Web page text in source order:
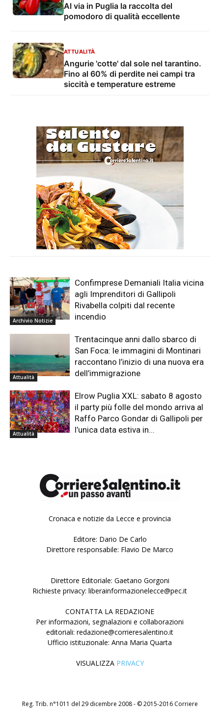
Al via in Puglia la raccolta del
pomodoro di qualità eccellente
ATTUALITÀ
Angurie 'cotte' dal sole nel tarantino.
Fino al 60% di perdite nei campi tra
siccità e temperature estreme
Archivio Notizie
Confimprese Demaniali Italia vicina
agli Imprenditori di Gallipoli
Rivabella colpiti dal recente
incendio
Attualità
Trentacinque anni dallo sbarco di
San Foca: le immagini di Montinari
raccontano l’inizio di una nuova era
dell’immigrazione
Attualità
Elrow Puglia XXL: sabato 8 agosto
il party più folle del mondo arriva al
Raffo Parco Gondar di Gallipoli per
l’unica data estiva in...
Cronaca e notizie da Lecce e provincia
Editore: Dario De Carlo
Direttore responsabile: Flavio De Marco
Direttore Editoriale: Gaetano Gorgoni
Richieste privacy: liberainformazionelecce@pec.it
CONTATTA LA REDAZIONE
Per informazioni, segnalazioni e collaborazioni
editoriali: redazione@corrieresalentino.it
Ufficio istituzionale: Anna Maria Quarta
VISUALIZZA PRIVACY
Reg. Trib. n°1011 del 29 dicembre 2008 - © 2015-2016 Corriere